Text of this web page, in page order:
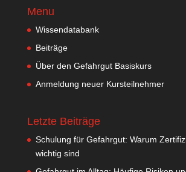
Menu
Wissendatabank
Beiträge
Über den Gefahrgut Basiskurs
Anmeldung neuer Kursteilnehmer
Letzte Beiträge
Schulung für Gefahrgut: Warum
wichtig sind